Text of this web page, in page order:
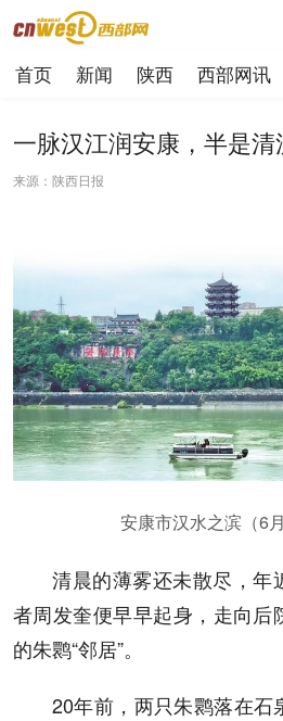
首页 新闻 陕西 西部网讯
一脉汉江润安康，半是清
来源：陕西日报
安康市汉水之滨（6
清晨的薄雾还未散尽，年
者周发奎便早早起身，走向后
的朱鹮“邻居”。
20年前，两只朱鹮落在石